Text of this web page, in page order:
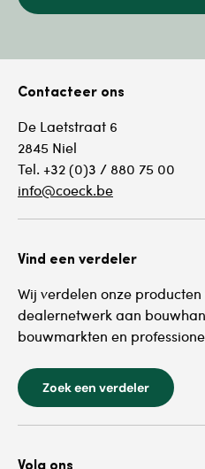
Contacteer ons
De Laetstraat 6
2845 Niel
Tel. +32 (0)3 / 880 75 00
info@coeck.be
Vind een verdeler
Wij verdelen onze
dealernetwerk aan
bouwmarkten en
Zoek een verdeler
Volg ons